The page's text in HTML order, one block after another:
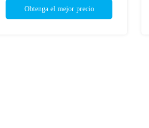
Obtenga el mejor precio